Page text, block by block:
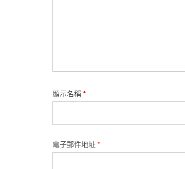
顯示名稱 *
電子郵件地址 *